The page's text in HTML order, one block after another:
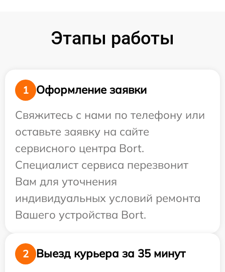
Этапы работы
1
Оформление заявки
Свяжитесь с нами по телефону или
оставьте заявку на сайте
сервисного центра Bort.
Специалист сервиса перезвонит
Вам для уточнения
индивидуальных условий ремонта
Вашего устройства Bort.
2
Выезд курьера за 35 минут